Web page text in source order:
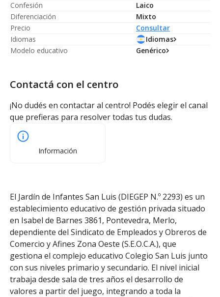
Confesión
Laico
Diferenciación
Mixto
Precio
Consultar
Idiomas
Idiomas
Modelo educativo
Genérico
Contactá con el centro
¡No dudés en contactar al centro! Podés elegir el canal
que prefieras para resolver todas tus dudas.
Información
El Jardín de Infantes San Luis (DIEGEP N.º 2293) es un
establecimiento educativo de gestión privada situado
en Isabel de Barnes 3861, Pontevedra, Merlo,
dependiente del Sindicato de Empleados y Obreros de
Comercio y Afines Zona Oeste (S.E.O.C.A.), que
gestiona el complejo educativo Colegio San Luis junto
con sus niveles primario y secundario. El nivel inicial
trabaja desde sala de tres años el desarrollo de
valores a partir del juego, integrando a toda la